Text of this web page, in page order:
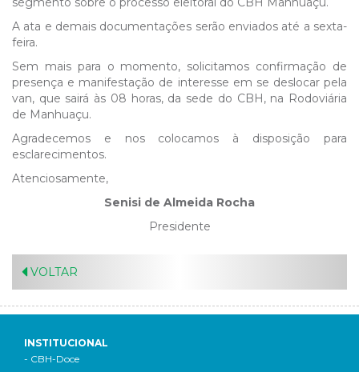
A ata e demais documentações serão enviados até a sexta-
feira.
Sem mais para o momento, solicitamos confirmação de
presença e manifestação de interesse em se deslocar pela
van, que sairá às 08 horas, da sede do CBH, na Rodoviária
de Manhuaçu.
Agradecemos e nos colocamos à disposição para
esclarecimentos.
Atenciosamente,
Senisi de Almeida Rocha
Presidente
VOLTAR
INSTITUCIONAL
- CBH-Doce